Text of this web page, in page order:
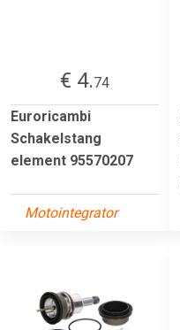
€ 4.74
Euroricambi
Schakelstang
element 95570207
Motointegrator